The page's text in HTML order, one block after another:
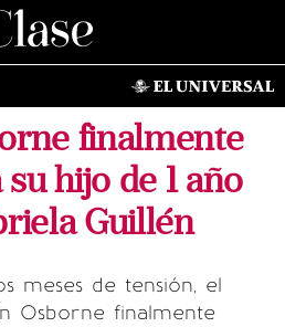
finalmente
hijo de 1 año
Guillén
meses de tensión, el
Osborne finalmente